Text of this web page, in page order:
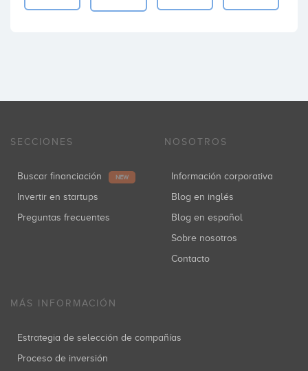
SECCIONES
Buscar financiación NEW
Invertir en startups
Preguntas frecuentes
NOSOTROS
Información corporativa
Blog en inglés
Blog en español
Sobre nosotros
Contacto
MÁS INFORMACIÓN
Estrategia de selección de compañías
Proceso de inversión